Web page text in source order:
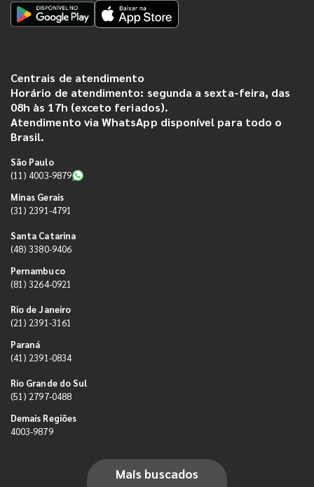
Centrais de atendimento
Horário de atendimento: segunda a sexta-feira, das
08h às 17h (exceto feriados).
Atendimento via WhatsApp disponível para todo o
Brasil.
São Paulo
(11) 4003-9879
Minas Gerais
(31) 2391-4791
Santa Catarina
(48) 3380-9406
Pernambuco
(81) 3264-0921
Rio de Janeiro
(21) 2391-3161
Paraná
(41) 2391-0834
Rio Grande do Sul
(51) 2797-0488
Demais Regiões
4003-9879
Mais buscados